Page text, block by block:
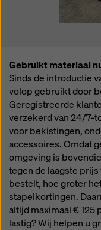
Gebruikt materiaal
Sinds de introductie
volop gebruikt door
Geregistreerde
verzekerd van 24/7-
voor bekistingen,
accessoires. Omdat
omgeving is
tegen de laagste
bestelt, hoe groter
stapelkortingen.
altijd maximaal €
lastig? Wij helpen u